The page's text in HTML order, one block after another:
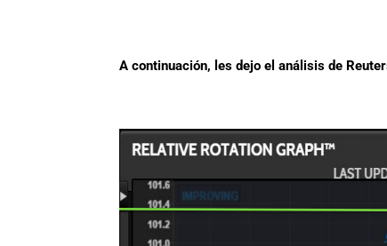
A continuación, les dejo el análisis de